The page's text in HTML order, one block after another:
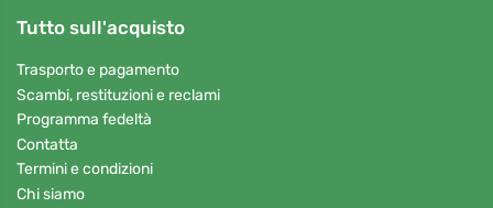
Tutto sull'acquisto
Trasporto e pagamento
Scambi, restituzioni e reclami
Programma fedeltà
Contatta
Termini e condizioni
Chi siamo